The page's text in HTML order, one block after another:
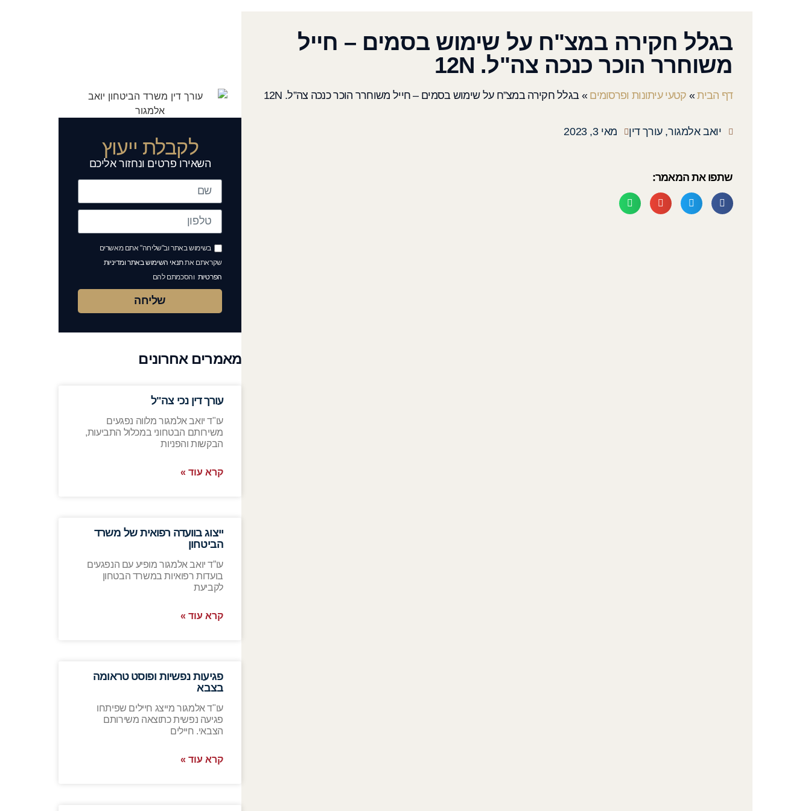
בגלל חקירה במצ"ח על שימוש בסמים – חייל
משוחרר הוכר כנכה צה"ל. 12N
דף הבית» קטעי עיתונות ופרסומים »בגלל חקירה במצ”ח על שימוש בסמים – חייל משוחרר הוכר כנכה צה”ל. 12N
יואב אלמגור, עורך דין מאי 3, 2023
שתפו את המאמר:
לקבלת ייעוץ
השאירו פרטים ונחזור אליכם
בשימוש באתר וב"שליחה" אתם מאשרים
שקראתם אתתנאי השימוש באתר ומדיניות
הפרטיות והסכמתם להם
שליחה
מאמרים אחרונים
עורך דין נכי צה"ל
עו"ד יואב אלמגור מלווה נפגעים
משירותם הבטחוני במכלול התביעות,
הבקשות והפניות
קרא עוד »
ייצוג בוועדה רפואית של משרד
הביטחון
עו”ד יואב אלמגור מופיע עם הנפגעים
בועדות רפואיות במשרד הבטחון
לקביעת
קרא עוד »
פגיעות נפשיות ופוסט טראומה
בצבא
עו"ד אלמגור מייצג חיילים שפיתחו
פגיעה נפשית כתוצאה משירותם
הצבאי. חיילים
קרא עוד »